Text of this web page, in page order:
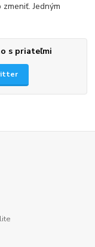
Jedným
s priateľmi